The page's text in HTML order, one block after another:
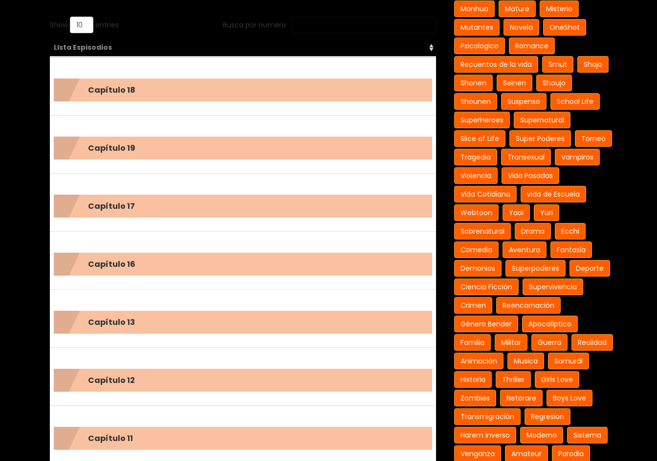
Show entries Busca por numero:
LIsta Espisodios
Capítulo 18
Capítulo 19
Capítulo 17
Capítulo 16
Capítulo 13
Capítulo 12
Capítulo 11
Manhua
Mature
Misterio
Mutantes
Novela
OneShot
Psicologico
Romance
Recuentos de la vida
Smut
Shojo
Shonen
Seinen
Shoujo
Shounen
Suspenso
School Life
SuperHeroes
Supernatural
Slice of Life
Super Poderes
Torneo
Tragedia
Transexual
Vampiros
Violencia
Vida Pasadas
Vida Cotidiana
vida de Escuela
Webtoon
Yaoi
Yuri
Sobrenatural
Drama
Ecchi
Comedia
Aventura
Fantasia
Demonios
Superpoderes
Deporte
Ciencia Ficción
Supervivencia
Crimen
Reencarnación
Género Bender
Apocalíptico
Familia
Militar Guerra
Realidad
Animación
Musica
Samurái
Historia
Thriller
Girls Love
Zombies
Netorare
Boys Love
Transmigración
Regresion
Harem Inverso
Moderno
Sistema
Venganza
Amateur
Parodia